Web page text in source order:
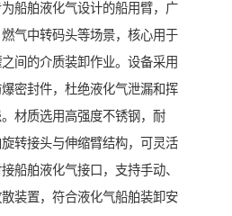
船舶液化气设计的船用臂，广
气中转码头等场景，核心用于
间的介质装卸作业。设备采用
密封件，杜绝液化气泄漏和挥
材质选用高强度不锈钢，耐
转接头与伸缩臂结构，可灵活
船舶液化气接口，支持手动、
装置，符合液化气船舶装卸安